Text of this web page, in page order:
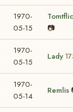
1970-
05-15
📷
1970-
05-15
Lady
1970-
05-14
Remlis